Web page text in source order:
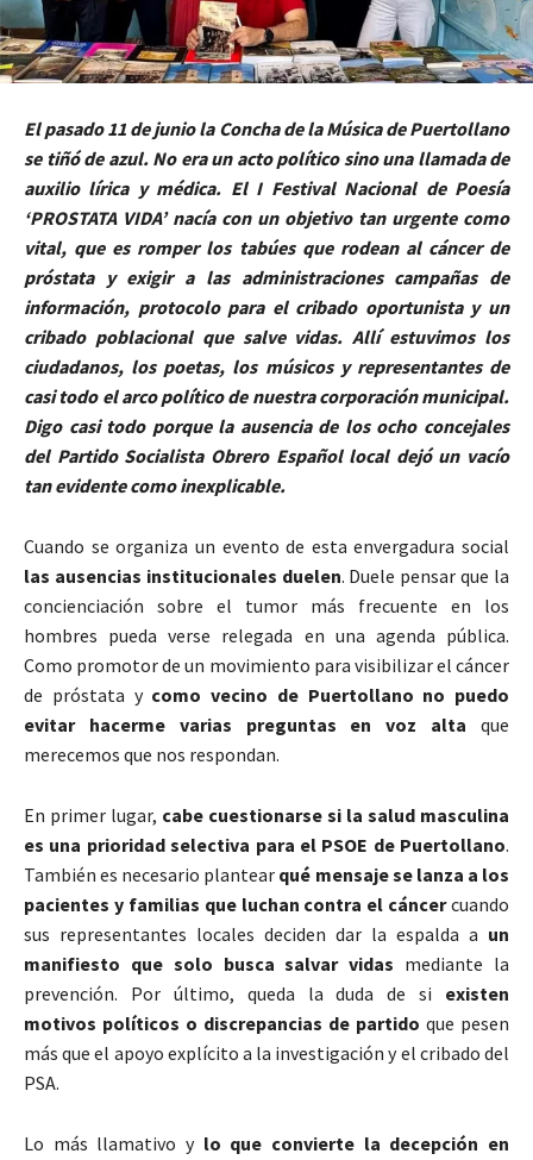
El pasado 11 de junio la Concha de la Música de Puertollano
se tiñó de azul. No era un acto político sino una llamada de
auxilio lírica y médica. El I Festival Nacional de Poesía
‘PROSTATA VIDA’ nacía con un objetivo tan urgente como
vital, que es romper los tabúes que rodean al cáncer de
próstata y exigir a las administraciones campañas de
información, protocolo para el cribado oportunista y un
cribado poblacional que salve vidas. Allí estuvimos los
ciudadanos, los poetas, los músicos y representantes de
casi todo el arco político de nuestra corporación municipal.
Digo casi todo porque la ausencia de los ocho concejales
del Partido Socialista Obrero Español local dejó un vacío
tan evidente como inexplicable.
Cuando se organiza un evento de esta envergadura social
las ausencias institucionales duelen. Duele pensar que la
concienciación sobre el tumor más frecuente en los
hombres pueda verse relegada en una agenda pública.
Como promotor de un movimiento para visibilizar el cáncer
de próstata y como vecino de Puertollano no puedo
evitar hacerme varias preguntas en voz alta que
merecemos que nos respondan.
En primer lugar, cabe cuestionarse si la salud masculina
es una prioridad selectiva para el PSOE de Puertollano.
También es necesario plantear qué mensaje se lanza a los
pacientes y familias que luchan contra el cáncercuando
sus representantes locales deciden dar la espalda a un
manifiesto que solo busca salvar vidas mediante la
prevención. Por último, queda la duda de si existen
motivos políticos o discrepancias de partido que pesen
más que el apoyo explícito a la investigación y el cribado del
PSA.
Lo más llamativo y lo que convierte la decepción en